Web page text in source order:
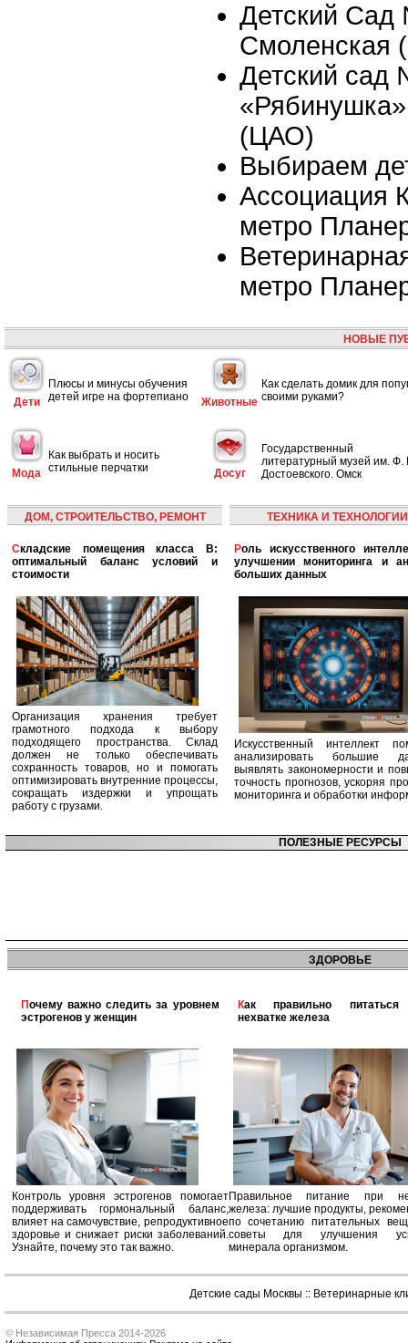
Детский
Смоленская
Детский сад
(ЦАО)
Выбираем
Ассоциация
метро
метро
НОВЫЕ
Дети
Плюсы и минусы обучения
детей игре на фортепиано
Животные
Как сделать домик для
своими руками?
Мода
Как выбрать и носить
стильные перчатки
Досуг
Государственный
литературный музей им. Ф.
Достоевского. Омск
ДОМ, СТРОИТЕЛЬСТВО, РЕМОНТ
Складские помещения класса B:
оптимальный баланс условий и
стоимости
Организация хранения требует
грамотного подхода к выбору
подходящего пространства. Склад
должен не только обеспечивать
сохранность товаров, но и помогать
оптимизировать внутренние процессы,
сокращать издержки и упрощать
работу с грузами.
ТЕХНИКА И ТЕХНОЛОГИИ
Роль искусственного интеллекта в
улучшении мониторинга и
больших данных
Искусственный интеллект
анализировать большие
выявлять закономерности и
точность прогнозов, ускоряя
мониторинга и обработки
ПОЛЕЗНЫЕ РЕСУРСЫ
ЗДОРОВЬЕ
Почему важно следить за уровнем
эстрогенов у женщин
Контроль уровня эстрогенов помогает
поддерживать гормональный баланс,
влияет на самочувствие, репродуктивное
здоровье и снижает риски заболеваний.
Узнайте, почему это так важно.
Как правильно питаться при
нехватке железа
Правильное питание при
железа: лучшие продукты,
по сочетанию питательных
советы для улучшения
минерала организмом.
Детские сады Москвы :: Ветеринарные
© Независимая Пресса 2014-2026